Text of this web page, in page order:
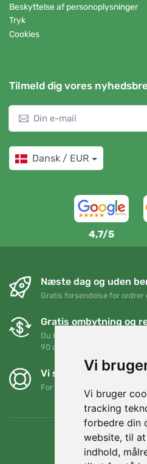
Vi
Vi bruger
tracking
forbedre din
website, til
indhold,
Beskyttelse af personoplysninger
Tryk
Cookies
Tilmeld dig vores
Dansk / EUR
4,7/5
Næste dag og uden
Gratis forsendelse for ordrer
Gratis ombytning og
Du kan returnere eller bytte
90 dage
Vi støtter Trees.org
For hver ordre planter vi et